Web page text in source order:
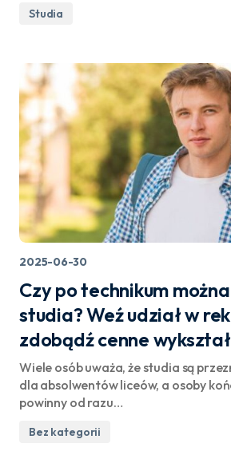
Studia
2025-06-30
Czy po technikum
studia? Weź udział w
zdobądź cenne
Wiele osób uważa, że studia są
dla absolwentów liceów, a osoby
powinny od razu…
Bez kategorii